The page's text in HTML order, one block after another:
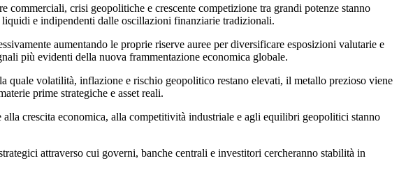
commerciali, crisi geopolitiche e crescente competizione tra grandi potenze stanno
e indipendenti dalle oscillazioni finanziarie tradizionali.
aumentando le proprie riserve auree per diversificare esposizioni valutarie e
più evidenti della nuova frammentazione economica globale.
volatilità, inflazione e rischio geopolitico restano elevati, il metallo prezioso viene
prime strategiche e asset reali.
crescita economica, alla competitività industriale e agli equilibri geopolitici stanno
attraverso cui governi, banche centrali e investitori cercheranno stabilità in